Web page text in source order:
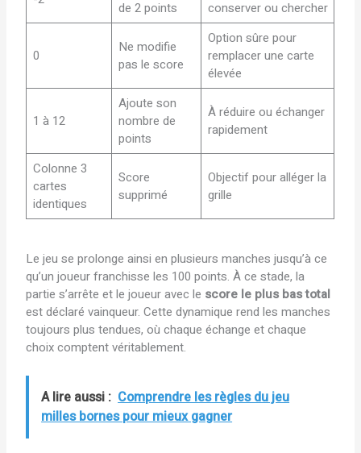
de 2 points
conserver ou chercher
0
Ne modifie
pas le score
Option sûre pour
remplacer une carte
élevée
1 à 12
Ajoute son
nombre de
points
À réduire ou échanger
rapidement
Colonne 3
cartes
identiques
Score
supprimé
Objectif pour alléger la
grille
Le jeu se prolonge ainsi en plusieurs manches jusqu’à ce
qu’un joueur franchisse les 100 points. À ce stade, la
partie s’arrête et le joueur avec le score le plus bas total
est déclaré vainqueur. Cette dynamique rend les manches
toujours plus tendues, où chaque échange et chaque
choix comptent véritablement.
A lire aussi : Comprendre les règles du jeu
milles bornes pour mieux gagner